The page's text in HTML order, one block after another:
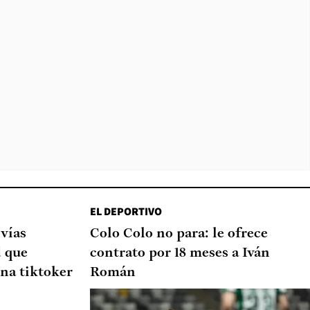
que
tiktoker
EL DEPORTIVO
Colo Colo no para: le ofrece
contrato por 18 meses a Iván
Román